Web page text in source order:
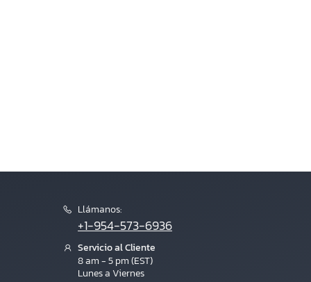
Llámanos:
+1-954-573-6936
Servicio al Cliente
8 am - 5 pm (EST)
Lunes a Viernes